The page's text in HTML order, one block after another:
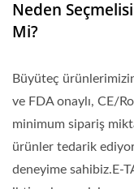
Neden
Mi?
Büyüteç
ve FDA onaylı, CE/
minimum sipariş
ürünler tedarik
deneyime sahibiz.E-